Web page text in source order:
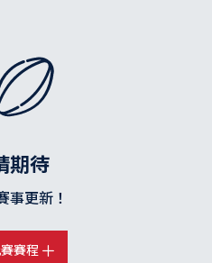
期待
事更新！
賽程